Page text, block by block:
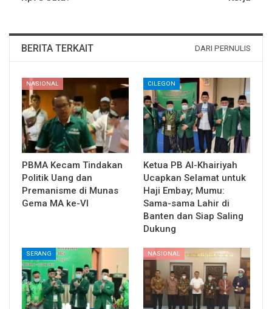
BERITA TERKAIT DARI PERNULIS
NASIONAL
PBMA Kecam Tindakan
Politik Uang dan
Premanisme di Munas
Gema MA ke-VI
CILEGON
Ketua PB Al-Khairiyah
Ucapkan Selamat untuk
Haji Embay; Mumu:
Sama-sama Lahir di
Banten dan Siap Saling
Dukung
SERANG NASIONAL